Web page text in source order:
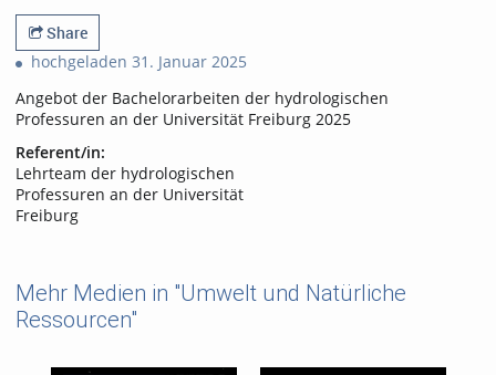
views
favorites
Share
hochgeladen 31. Januar 2025
Angebot der Bachelorarbeiten der hydrologischen
Professuren an der Universität Freiburg 2025
Referent/in:
Lehrteam der hydrologischen
Professuren an der Universität
Freiburg
Mehr Medien in "Umwelt und Natürliche
Ressourcen"